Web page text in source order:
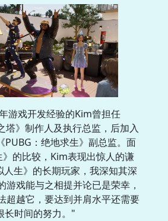
游戏开发经验的Kim曾担任
塔》制作人及执行总监，后加入
PUBG：绝地求生》副总监。面
的比较，Kim表现出惊人的谦
生》的长期玩家，我深知其深
游戏能与之相提并论已是荣幸，
超越它，要达到并肩水平还需要
长时间的努力。"